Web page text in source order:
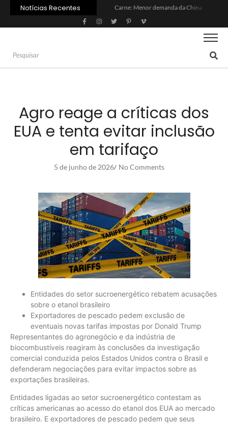
Notícias Recentes
Inadimplência no crédito rural deve seguir elevada até 2027
Lula sanciona MP do Frete e agro teme alta dos custos logísticos
Brasil tem 2º maior juro real do mundo
Agro reage a críticas dos
EUA e tenta evitar inclusão
em tarifaço
5 de junho de 2026/ No Comments
Entidades do setor sucroenergético rebatem acusações
sobre o etanol brasileiro
Exportadores de pescado pedem exclusão de
eventuais novas tarifas impostas por Donald Trump
Representantes do agronegócio e da indústria de
biocombustíveis reagiram às conclusões da investigação
comercial conduzida pelos Estados Unidos contra o Brasil e
defenderam negociações para evitar impactos sobre as
exportações brasileiras.
Entidades ligadas ao setor sucroenergético contestam as
críticas americanas ao acesso do etanol dos EUA ao mercado
brasileiro. E exportadores de pescado pedem que seus